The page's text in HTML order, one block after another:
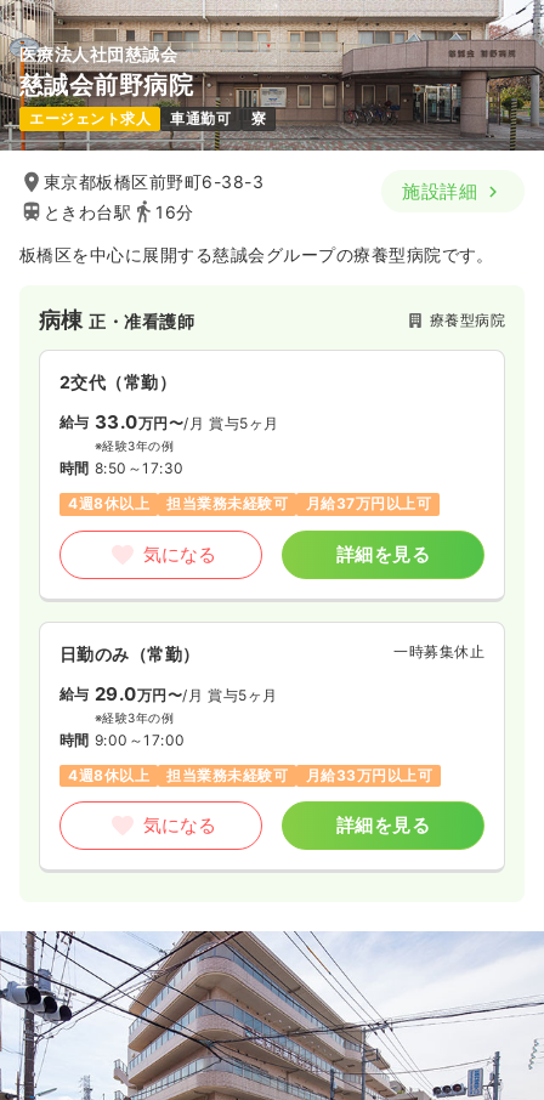
医療法人社団慈誠会
慈誠会前野病院
エージェント求人 車通勤可 寮
東京都板橋区前野町6-38-3
ときわ台駅
16分
施設詳細
板橋区を中心に展開する慈誠会グループの療養型病院です。
病棟正・准看護師 療養型病院
2交代（常勤）
給与 33.0万円〜/月 賞与5ヶ月
※経験3年の例
時間 8:50～17:30
4週8休以上
担当業務未経験可 月給37万円以上可
気になる 詳細を見る
日勤のみ（常勤） 一時募集休止
給与 29.0万円〜/月 賞与5ヶ月
※経験3年の例
時間 9:00～17:00
4週8休以上
担当業務未経験可 月給33万円以上可
気になる 詳細を見る